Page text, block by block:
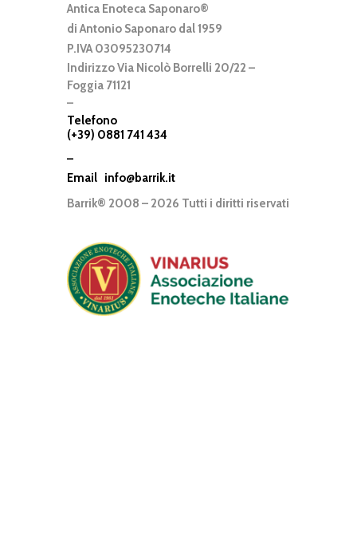
Antica Enoteca Saponaro®
di Antonio Saponaro dal 1959
P.IVA 03095230714
Indirizzo Via Nicolò Borrelli 20/22 –
Foggia 71121
–
Telefono
(+39) 0881 741 434
–
Email info@barrik.it
Barrik® 2008 – 2026 Tutti i diritti riservati